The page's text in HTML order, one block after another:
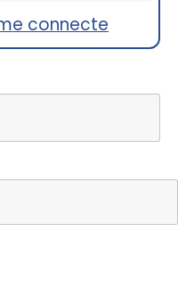
connecte